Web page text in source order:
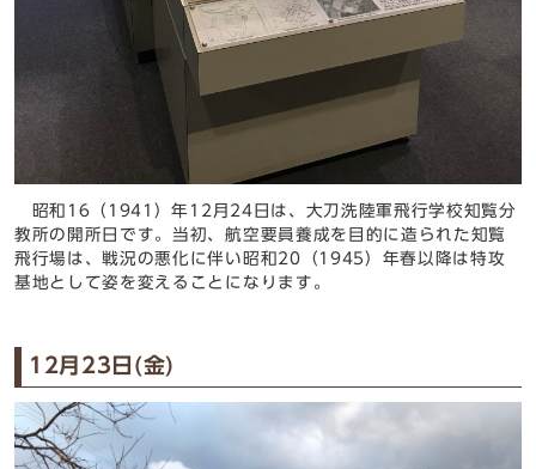
昭和16（1941）年12月24日は、大刀洗陸軍飛行学校知覧分
教所の開所日です。当初、航空要員養成を目的に造られた知覧
飛行場は、戦況の悪化に伴い昭和20（1945）年春以降は特攻
基地として姿を変えることになります。
12月23日(金)